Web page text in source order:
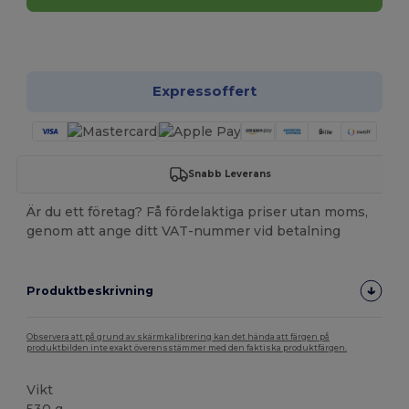
Expressoffert
Snabb Leverans
Är du ett företag? Få fördelaktiga priser utan moms,
genom att ange ditt VAT-nummer vid betalning
Produktbeskrivning
Observera att på grund av skärmkalibrering kan det hända att färgen på
produktbilden inte exakt överensstämmer med den faktiska produktfärgen.
Vikt